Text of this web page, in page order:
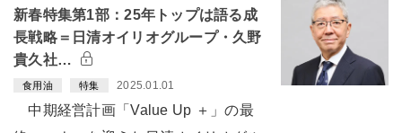
新春特集第1部：25年トップは語る成
長戦略＝日清オイリオグループ・久野
貴久社…
食用油 特集 2025.01.01
中期経営計画「Value Up ＋」の最